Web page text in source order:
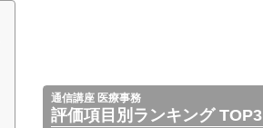
通信講座 医療事務
評価項目別ランキング TOP3